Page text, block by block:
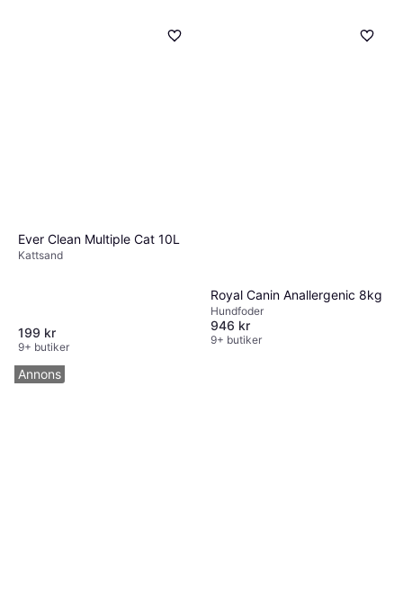
Ever Clean Multiple Cat 10L
Kattsand
199 kr
9+ butiker
Royal Canin Anallergenic 8kg
Hundfoder
946 kr
9+ butiker
Annons